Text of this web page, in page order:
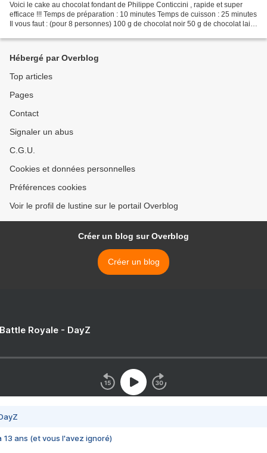
Voici le cake au chocolat fondant de Philippe Conticcini , rapide et super
efficace !!! Temps de préparation : 10 minutes Temps de cuisson : 25 minutes
Il vous faut : (pour 8 personnes) 100 g de chocolat noir 50 g de chocolat lait
Hébergé par Overblog
Top articles
Pages
Contact
Signaler un abus
C.G.U.
Cookies et données personnelles
Préférences cookies
Voir le profil de lustine sur le portail Overblog
Créer un blog sur Overblog
Créer un blog
Royale - DayZ
13 ans (et vous l'avez ignoré)